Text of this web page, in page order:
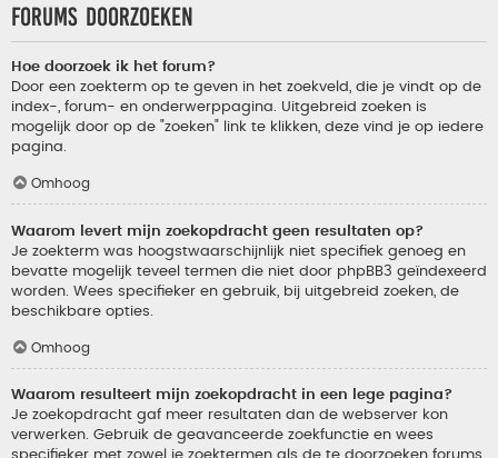
Forums doorzoeken
Hoe doorzoek ik het forum?
Door een zoekterm op te geven in het zoekveld, die je vindt op de
index-, forum- en onderwerppagina. Uitgebreid zoeken is
mogelijk door op de "zoeken" link te klikken, deze vind je op iedere
pagina.
Omhoog
Waarom levert mijn zoekopdracht geen resultaten op?
Je zoekterm was hoogstwaarschijnlijk niet specifiek genoeg en
bevatte mogelijk teveel termen die niet door phpBB3 geïndexeerd
worden. Wees specifieker en gebruik, bij uitgebreid zoeken, de
beschikbare opties.
Omhoog
Waarom resulteert mijn zoekopdracht in een lege pagina?
Je zoekopdracht gaf meer resultaten dan de webserver kon
verwerken. Gebruik de geavanceerde zoekfunctie en wees